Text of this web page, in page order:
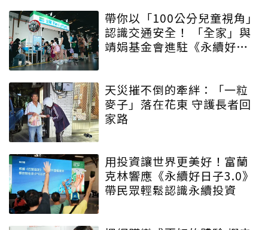
帶你以「100公分兒童視角」
認識交通安全！ 「全家」與
靖娟基金會進駐《永續好日
天災摧不倒的牽絆：「一粒
麥子」落在花東 守護長者回
家路
用投資讓世界更美好！富蘭
克林響應《永續好日子3.0》
帶民眾輕鬆認識永續投資